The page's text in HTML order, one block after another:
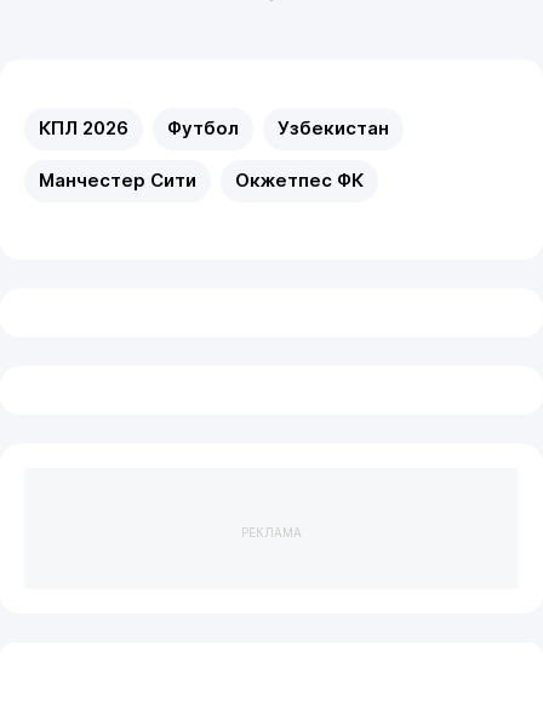
КПЛ 2026 Футбол Узбекистан
Манчестер Сити Окжетпес ФК
РЕКЛАМА